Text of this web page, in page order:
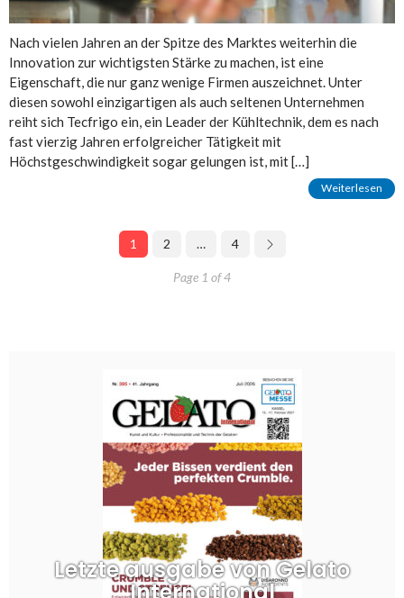
Nach vielen Jahren an der Spitze des Marktes weiterhin die
Innovation zur wichtigsten Stärke zu machen, ist eine
Eigenschaft, die nur ganz wenige Firmen auszeichnet. Unter
diesen sowohl einzigartigen als auch seltenen Unternehmen
reiht sich Tecfrigo ein, ein Leader der Kühltechnik, dem es nach
fast vierzig Jahren erfolgreicher Tätigkeit mit
Höchstgeschwindigkeit sogar gelungen ist, mit […]
Weiterlesen
1 2 … 4
Page 1 of 4
Letzte ausgabe von Gelato
International